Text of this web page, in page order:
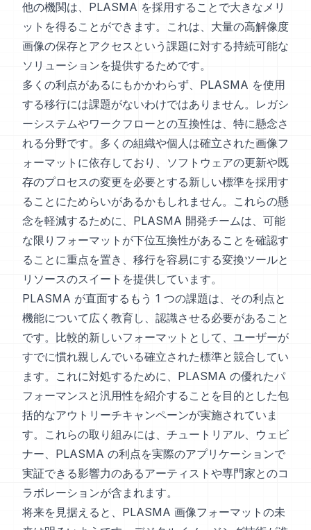
他の機関は、PLASMA を採用することで大きなメリ
ットを得ることができます。これは、大量の高解像度
画像の保存とアクセスという課題に対する持続可能な
ソリューションを提供するためです。
多くの利点があるにもかかわらず、PLASMA を使用
する移行には課題がないわけではありません。レガシ
ーシステムやワークフローとの互換性は、特に懸念さ
れる分野です。多くの組織や個人は確立された画像フ
ォーマットに依存しており、ソフトウェアの更新や既
存のプロセスの変更を必要とする新しい標準を採用す
ることにためらいがあるかもしれません。これらの懸
念を軽減するために、PLASMA 開発チームは、可能
な限りフォーマットが下位互換性があることを確認す
ることに重点を置き、移行を容易にする変換ツールと
リソースのスイートを提供しています。
PLASMA が直面するもう 1 つの課題は、その利点と
機能について広く教育し、認識させる必要があること
です。比較的新しいフォーマットとして、ユーザーが
すでに慣れ親しんでいる確立された標準と競合してい
ます。これに対処するために、PLASMA の優れたパ
フォーマンスと汎用性を紹介することを目的とした包
括的なアウトリーチキャンペーンが実施されていま
す。これらの取り組みには、チュートリアル、ウェビ
ナー、PLASMA の利点を実際のアプリケーションで
実証できる影響力のあるアーティストや専門家とのコ
ラボレーションが含まれます。
将来を見据えると、PLASMA 画像フォーマットの未